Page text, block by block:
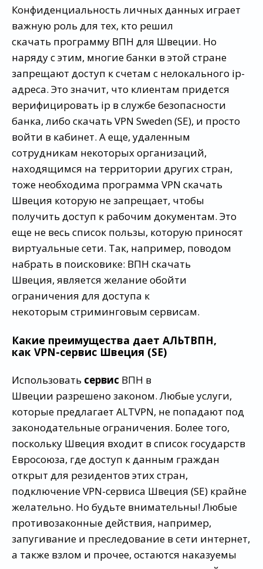
Конфиденциальность личных данных играет
важную роль для тех, кто решил
скачать программу ВПН для Швеции. Но
наряду с этим, многие банки в этой стране
запрещают доступ к счетам с нелокального ip-
адреса. Это значит, что клиентам придется
верифицировать ip в службе безопасности
банка, либо скачать VPN Sweden (SE), и просто
войти в кабинет. А еще, удаленным
сотрудникам некоторых организаций,
находящимся на территории других стран,
тоже необходима программа VPN скачать
Швеция которую не запрещает, чтобы
получить доступ к рабочим документам. Это
еще не весь список пользы, которую приносят
виртуальные сети. Так, например, поводом
набрать в поисковике: ВПН скачать
Швеция, является желание обойти
ограничения для доступа к
некоторым стриминговым сервисам.
Какие преимущества дает АЛЬТВПН,
как VPN-сервис Швеция (SE)
Использовать сервис ВПН в
Швеции разрешено законом. Любые услуги,
которые предлагает ALTVPN, не попадают под
законодательные ограничения. Более того,
поскольку Швеция входит в список государств
Евросоюза, где доступ к данным граждан
открыт для резидентов этих стран,
подключение VPN-сервиса Швеция (SE) крайне
желательно. Но будьте внимательны! Любые
противозаконные действия, например,
запугивание и преследование в сети интернет,
а также взлом и прочее, остаются наказуемы